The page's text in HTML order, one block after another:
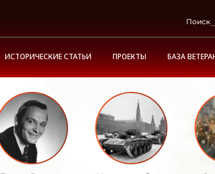
Поиск
ИСТОРИЧЕСКИЕ СТАТЬИ ПРОЕКТЫ БАЗА